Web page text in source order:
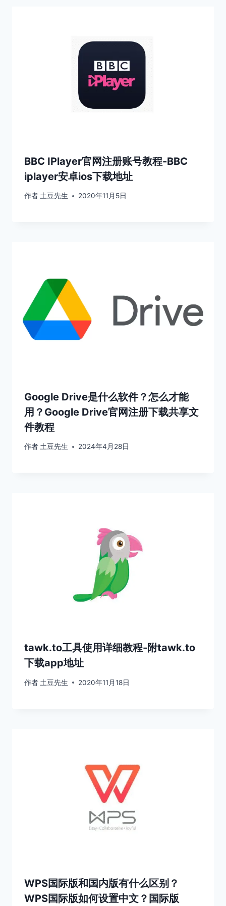
BBC IPlayer官网注册账号教程-BBC
iplayer安卓ios下载地址
作者 土豆先生 2020年11月5日
Google Drive是什么软件？怎么才能
用？Google Drive官网注册下载共享文
件教程
作者土豆先生 2024年4月28日
tawk.to工具使用详细教程-附tawk.to
下载app地址
作者 土豆先生 2020年11月18日
WPS国际版和国内版有什么区别？
WPS国际版如何设置中文？国际版